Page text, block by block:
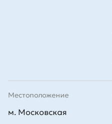
Местоположение
м. Московская